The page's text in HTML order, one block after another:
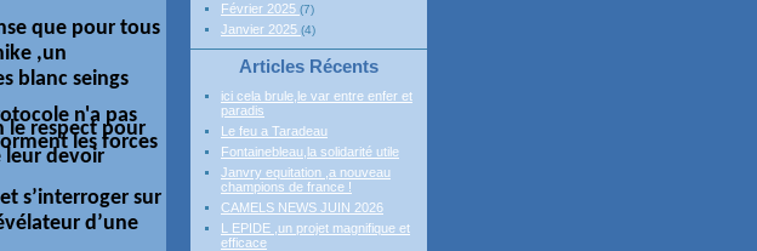
que pour tous
,un
blanc seings
n'a pas
le respect pour
les forces
leur devoir
s’interroger sur
d’une
Février 2025 (7)
Janvier 2025 (4)
Articles Récents
ici cela brule,le var entre enfer et
paradis
Le feu a Taradeau
Fontainebleau,la solidarité utile
Janvry equitation ,a nouveau
champions de france !
CAMELS NEWS JUIN 2026
L EPIDE ,un projet magnifique et
efficace